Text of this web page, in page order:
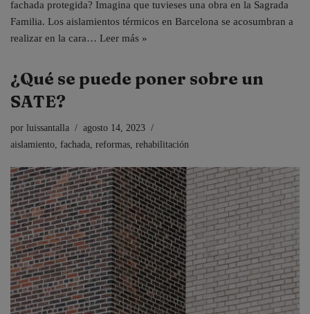
fachada protegida? Imagina que tuvieses una obra en la Sagrada
Familia. Los aislamientos térmicos en Barcelona se acosumbran a
realizar en la cara… Leer más »
¿Qué se puede poner sobre un
SATE?
por luissantalla
agosto 14, 2023
aislamiento, fachada, reformas, rehabilitación